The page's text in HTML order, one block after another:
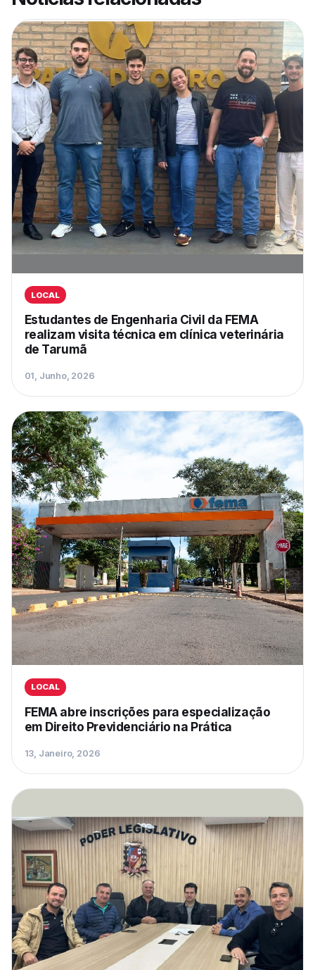
LOCAL
Estudantes de Engenharia Civil da FEMA
realizam visita técnica em clínica veterinária
de Tarumã
01, Junho, 2026
LOCAL
FEMA abre inscrições para especialização
em Direito Previdenciário na Prática
13, Janeiro, 2026